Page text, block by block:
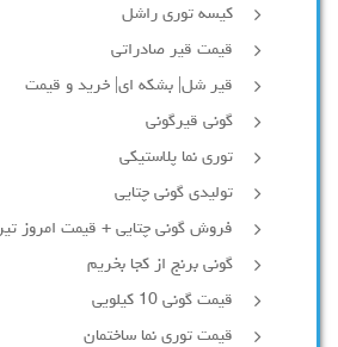
کیسه توری راشل
قیمت قیر صادراتی
قیر شل| بشکه ای| خرید و قیمت
گونی قیرگونی
توری نما پلاستیکی
تولیدی گونی چتایی
فروش گونی چتایی + قیمت امروز تیر 1405
گونی برنج از کجا بخریم
قیمت گونی 10 کیلویی
قیمت توری نما ساختمان